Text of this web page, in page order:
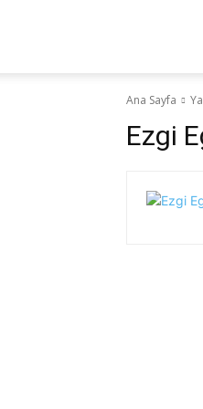
Hocam!
Ana Sayfa
Ezgi